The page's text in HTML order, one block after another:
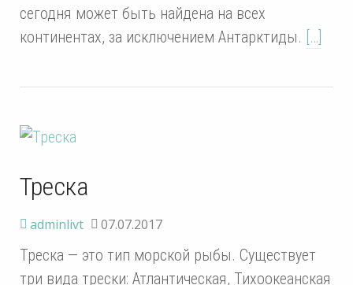
сегодня может быть найдена на всех
континентах, за исключением Антарктиды. […]
Треска
adminlivt 07.07.2017
Треска — это тип морской рыбы. Существует
три вида трески: Атлантическая, Тихоокеанская